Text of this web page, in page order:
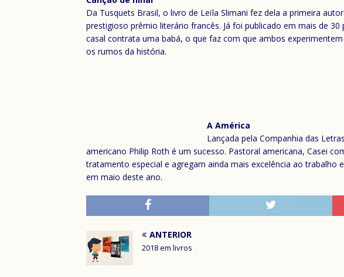
Da Tusquets Brasil, o livro de Leïla Slimani fez dela a primeira
prestigioso prêmio literário francês. Já foi publicado em mais de
casal contrata uma babá, o que faz com que ambos
os rumos da história.
A América
Lançada pela Companhia das
americano Philip Roth é um sucesso. Pastoral americana, Casei
tratamento especial e agregam ainda mais excelência ao
em maio deste ano.
ANTERIOR
2018 em livros